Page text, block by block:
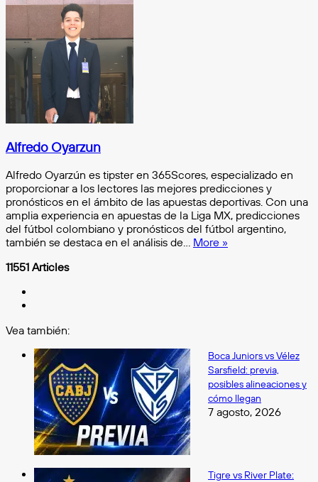
mail
Alfredo Oyarzun
Alfredo Oyarzún es tipster en 365Scores, especializado en
proporcionar a los lectores las mejores predicciones y
pronósticos en el ámbito de las apuestas deportivas. Con una
amplia experiencia en apuestas de la Liga MX, predicciones
del fútbol colombiano y pronósticos del fútbol argentino,
también se destaca en el análisis de… More »
11551 Articles
Vea también:
Boca Juniors vs Vélez
Sarsfield: previa,
posibles alineaciones y
cómo llegan
7 agosto, 2026
Tigre vs River Plate: